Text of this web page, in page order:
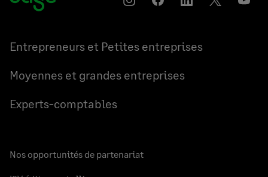
InstagramPartagerPartagerPartager
Entrepreneurs et Petites entreprises
Moyennes et grandes entreprises
Experts-comptables
Nos opportunités de partenariat